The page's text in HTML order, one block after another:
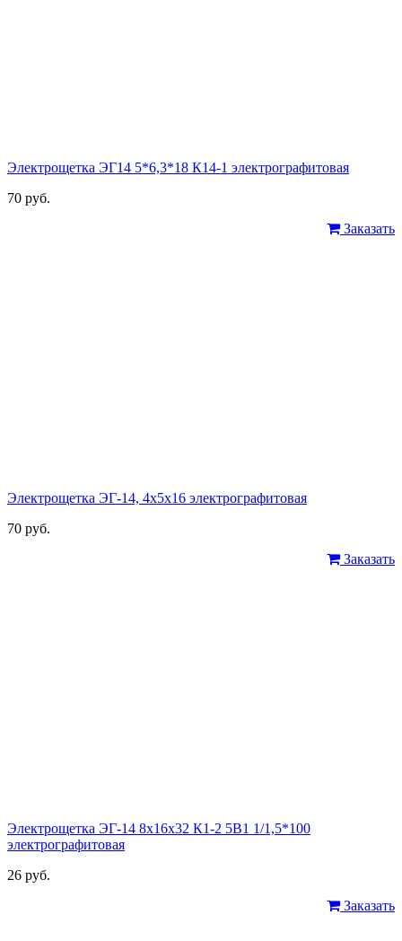
Электрощетка ЭГ14 5*6,3*18 К14-1 электрографитовая
70 руб.
Заказать
Электрощетка ЭГ-14, 4х5х16 электрографитовая
70 руб.
Заказать
Электрощетка ЭГ-14 8х16х32 К1-2 5В1 1/1,5*100
электрографитовая
26 руб.
Заказать